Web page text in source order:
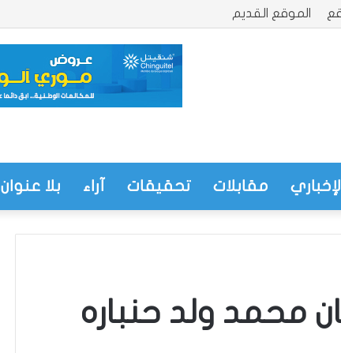
الموقع القديم
مقابلات تحقيقات آراء بلا عنوان
محمد ولد حنباره